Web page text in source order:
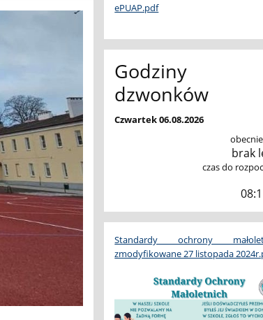
ePUAP.pdf
Godziny
dzwonków
Czwartek 06.08.2026
brak
czas do
Standardy ochrony
zmodyfikowane 27 listopada